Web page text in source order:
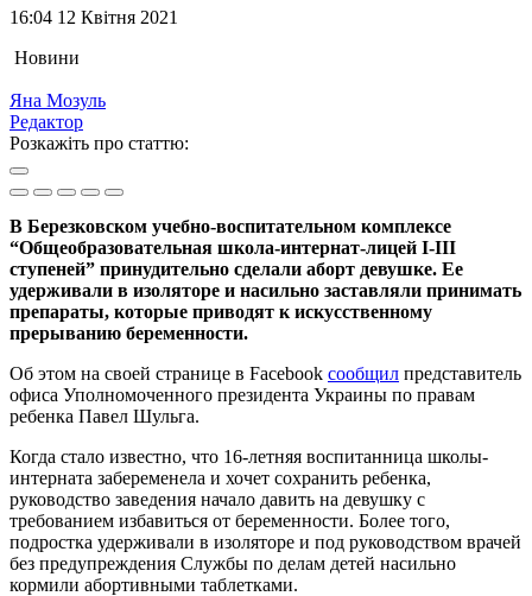
16:04 12 Квітня 2021
Новини
Яна Мозуль
Редактор
Розкажіть про статтю:
В Березковском учебно-воспитательном комплексе
“Общеобразовательная школа-интернат-лицей I-III
ступеней” принудительно сделали аборт девушке. Ее
удерживали в изоляторе и насильно заставляли принимать
препараты, которые приводят к искусственному
прерыванию беременности.
Об этом на своей странице в Facebook сообщил представитель
офиса Уполномоченного президента Украины по правам
ребенка Павел Шульга.
Когда стало известно, что 16-летняя воспитанница школы-
интерната забеременела и хочет сохранить ребенка,
руководство заведения начало давить на девушку с
требованием избавиться от беременности. Более того,
подростка удерживали в изоляторе и под руководством врачей
без предупреждения Службы по делам детей насильно
кормили абортивными таблетками.